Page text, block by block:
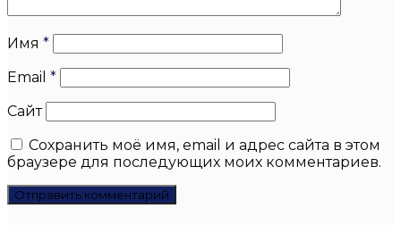
Имя *
Email *
Сайт
Сохранить моё имя, email и адрес сайта в этом
браузере для последующих моих комментариев.